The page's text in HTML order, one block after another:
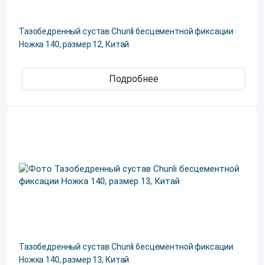
Тазобедренный сустав Chunli бесцементной фиксации
Ножка 140, размер 12, Китай
Подробнее
Тазобедренный сустав Chunli бесцементной фиксации
Ножка 140, размер 13, Китай